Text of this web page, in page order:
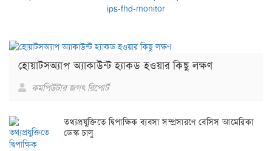
হোয়াটসঅ্যাপ অ্যাকাউন্ট হ্যাকড হওয়ার কিছু লক্ষণ
কমপিউটার জগৎ রিপোর্ট
তথ্যপ্রযুক্তিতে দ্বিপাক্ষিক ব্যবসা সম্প্রসারণে বেসিস আমেরিকা
ডেস্ক চালু